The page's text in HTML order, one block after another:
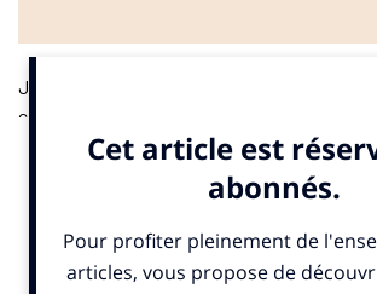
Jeux olympiques (et pas seulement). Après
candidatures pour de grands événements
multiplient. Des échéances impératives
et entreprises à converger, avec des
des délais réduits. Parr Paola Pierotti. A lire ici
Le quotidien économique analyse l’effet
grands événements sur l’investissement